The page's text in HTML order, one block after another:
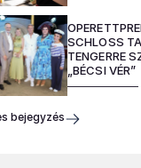
SCHLOSS
TENGERRE
„BÉCSI VÉR”
bejegyzés